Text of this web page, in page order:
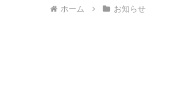
ホーム お知らせ